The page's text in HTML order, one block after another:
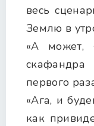
весь
Землю в
«А может,
первого
«Ага, и
как